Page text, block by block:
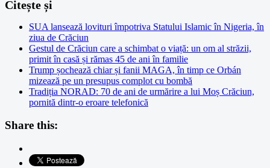
Citește și
SUA lansează lovituri împotriva Statului Islamic în Nigeria, în
ziua de Crăciun
Gestul de Crăciun care a schimbat o viață: un om al străzii,
primit în casă și rămas 45 de ani în familie
Trump șochează chiar și fanii MAGA, în timp ce Orbán
mizează pe un presupus complot cu bombă
Tradiția NORAD: 70 de ani de urmărire a lui Moș Crăciun,
pornită dintr-o eroare telefonică
Share this: